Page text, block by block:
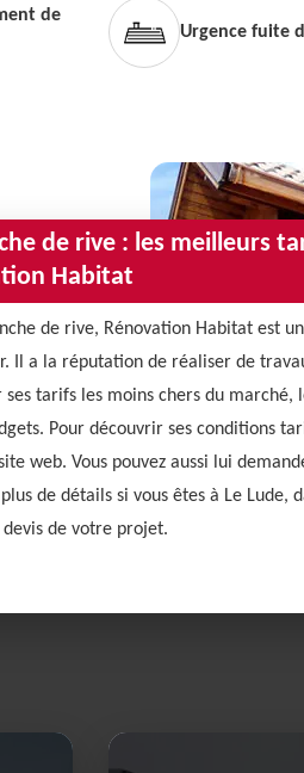
de
Urgence fuite
de rive : les meilleurs
Habitat
de rive, Rénovation Habitat est un
Il a la réputation de réaliser de
tarifs les moins chers du marché,
Pour découvrir ses conditions
web. Vous pouvez aussi lui
de détails si vous êtes à Le Lude,
de votre projet.